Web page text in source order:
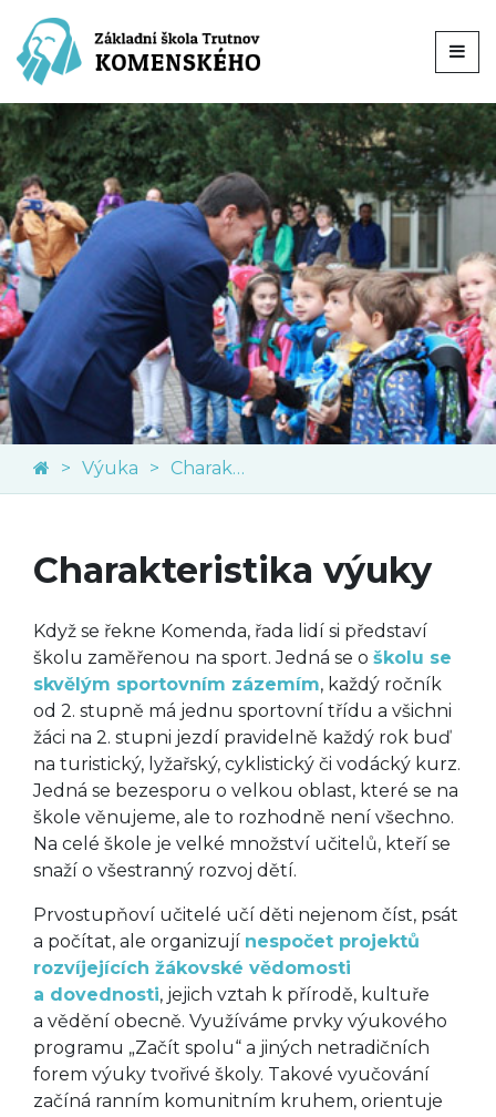
Výuka Charakteristika
Charakteristika výuky
Když se řekne Komenda, řada lidí si představí
školu zaměřenou na sport. Jedná se o školu se
skvělým sportovním zázemím, každý ročník
od 2. stupně má jednu sportovní třídu a všichni
žáci na 2. stupni jezdí pravidelně každý rok buď
na turistický, lyžařský, cyklistický či vodácký kurz.
Jedná se bezesporu o velkou oblast, které se na
škole věnujeme, ale to rozhodně není všechno.
Na celé škole je velké množství učitelů, kteří se
snaží o všestranný rozvoj dětí.
Prvostupňoví učitelé učí děti nejenom číst, psát
a počítat, ale organizují nespočet projektů
rozvíjejících žákovské vědomosti
a dovednosti, jejich vztah k přírodě, kultuře
a vědění obecně. Využíváme prvky výukového
programu „Začít spolu“ a jiných netradičních
forem výuky tvořivé školy. Takové vyučování
začíná ranním komunitním kruhem, orientuje